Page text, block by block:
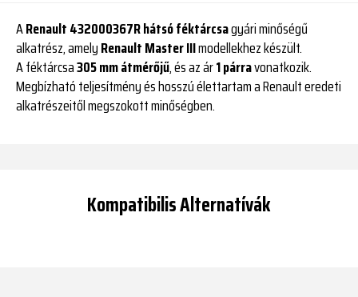
ARenault 432000367R hátsó féktárcsagyári minőségű
alkatrész, amelyRenault Master IIImodellekhez készült.
A féktárcsa305 mm átmérőjű, és az ár1 párravonatkozik.
Megbízható teljesítmény és hosszú élettartam a Renault eredeti
alkatrészeitől megszokott minőségben.
Kompatibilis Alternatívák